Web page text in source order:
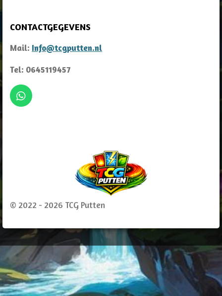
CONTACTGEGEVENS
Mail: Info@tcgputten.nl
Tel: 0645119457
W
h
© 2022 - 2026 TCG Putten